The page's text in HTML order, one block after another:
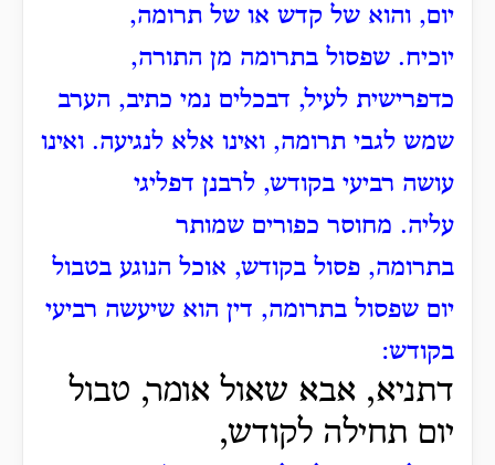
יום, והוא של קדש או של תרומה,
יוכיח. שפסול בתרומה מן התורה,
כדפרישית לעיל, דבכלים נמי כתיב, הערב
שמש לגבי תרומה, ואינו אלא לנגיעה. ואינו
עושה רביעי בקודש, לרבנן דפליגי
עליה. מחוסר כפורים שמותר
בתרומה, פסול בקודש, אוכל הנוגע בטבול
יום שפסול בתרומה, דין הוא שיעשה רביעי
בקודש:
דתניא, אבא שאול אומר, טבול
יום תחילה לקודש,